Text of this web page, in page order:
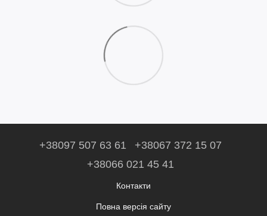
+38097 507 63 61
+38067 372 15 07
+38066 021 45 41
Контакти
Повна версія сайту